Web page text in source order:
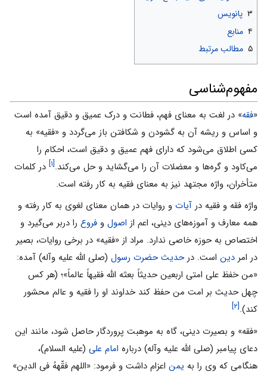
۳ پانویس
۴ منابع
۵ مطالب مرتبط
مفهوم‌شناسی
«فقه» در لغت به معنای فهم، فطانت و درک عمیق و دقیق آمده است
و اساس و ریشه آن به گشودن و شکافتن باز می‌گردد و «فقیه» به
کسی اطلاق می‌شود که دارای فهم عمیق و دقیق است، احکام را
می‌کاود و گره‌ها و معضلات آن را می‌گشاید و حل می‌کند.[۱]
در کلمات
متأخران، واژه مجتهد نیز به معنای فقیه به کار رفته است.
واژه فقه و فقیه در آیات و روایات در همان معنای لغوی به کار رفته و
همه معارف و آموزه‌های دینی، اعم از اصول و فروع را دربر می‌گیرد و
اختصاص به حوزه خاصی ندارد. مراد از «فقیه» در برخی روایات، بصیر
در امر دین است. درحدیث حضرت رسول (صلی الله علیه وآله) آمده:
«من حَفظ على امتى اربعین حدیثاً بعثه الله فقیهاً عالماً»؛ (هر کس
چهل حدیث بر امت من حفظ کند خداوند او را فقیه و عالم محشور
کند).[۲]
«فقه» و بصیرت دینى، گاه به موهبت پروردگار حاصل شود، مانند این
دعاى پیامبر (صلی الله علیه وآله) درباره امام على (علیه السلام)،
هنگامى که وى را به یمن اعزام داشت و فرمود: «اللهم فقّههُ فى الدین»